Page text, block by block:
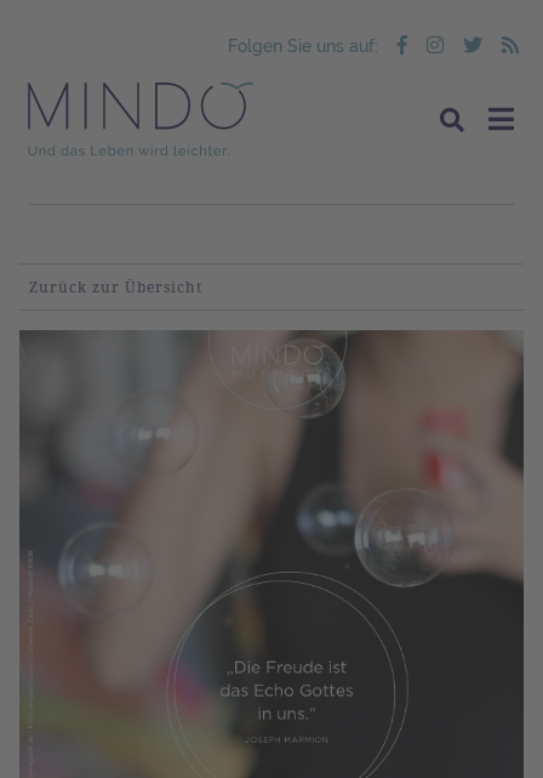
Folgen Sie uns auf:
Zurück zur Übersicht